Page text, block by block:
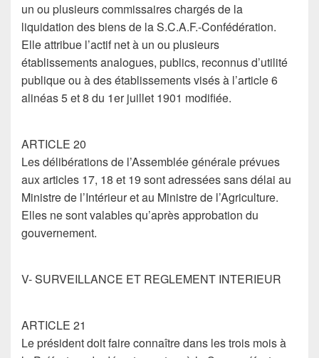
un ou plusieurs commissaires chargés de la
liquidation des biens de la S.C.A.F.-Confédération.
Elle attribue l’actif net à un ou plusieurs
établissements analogues, publics, reconnus d’utilité
publique ou à des établissements visés à l’article 6
alinéas 5 et 8 du 1er juillet 1901 modifiée.
ARTICLE 20
Les délibérations de l’Assemblée générale prévues
aux articles 17, 18 et 19 sont adressées sans délai au
Ministre de l’Intérieur et au Ministre de l’Agriculture.
Elles ne sont valables qu’après approbation du
gouvernement.
V- SURVEILLANCE ET REGLEMENT INTERIEUR
ARTICLE 21
Le président doit faire connaître dans les trois mois à